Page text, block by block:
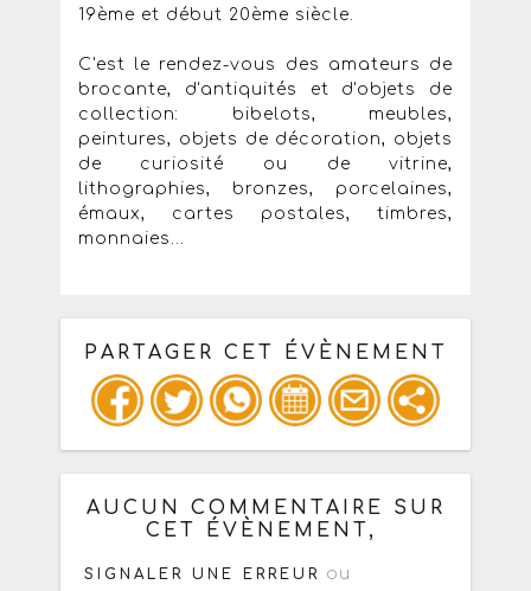
19ème et début 20ème siècle.
C'est le rendez-vous des amateurs de
brocante, d'antiquités et d'objets de
collection: bibelots, meubles,
peintures, objets de décoration, objets
de curiosité ou de vitrine,
lithographies, bronzes, porcelaines,
émaux, cartes postales, timbres,
monnaies...
PARTAGER CET ÉVÈNEMENT
Copiez les infos ci-dessous pour un
: mail / forum / réseau social
AUCUN COMMENTAIRE SUR
CET ÉVÈNEMENT,
SIGNALER UNE ERREUR
ou